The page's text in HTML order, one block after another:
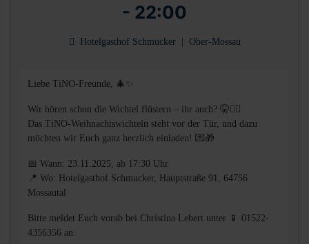
- 22:00
Hotelgasthof Schmucker Ober-Mossau
Liebe TiNO-Freunde, 🎄✨
Wir hören schon die Wichtel flüstern – ihr auch? 🤫🧝‍♂️
Das TiNO-Weihnachtswichteln steht vor der Tür, und dazu
möchten wir Euch ganz herzlich einladen! 💌🎁
📅 Wann: 23.11.2025, ab 17:30 Uhr
📍 Wo: Hotelgasthof Schmucker, Hauptstraße 91, 64756
Mossautal
Bitte meldet Euch vorab bei Christina Lebert unter 📱 01522-
4356356 an.